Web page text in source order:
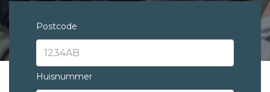
Postcode
Huisnummer